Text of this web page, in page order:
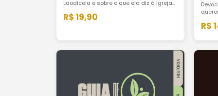
Laodiceia e sobre o que ela diz à Igreja
coisas e pobre de Cristo.
R$ 19,90
R$